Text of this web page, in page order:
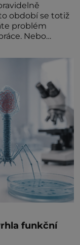
období se totiž
problém
Nebo
s věkem jako
Cvičte
funkční